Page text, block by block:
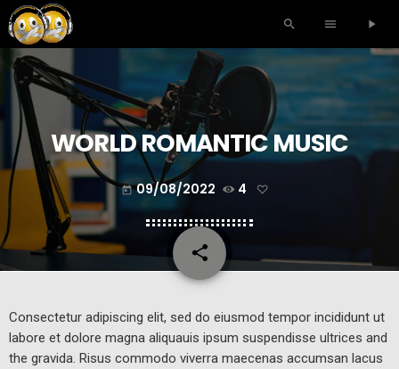
search menu play_arrow
WORLD ROMANTIC MUSIC
today 09/08/2022 4
share
email
Consectetur adipiscing elit, sed do eiusmod tempor incididunt ut
labore et dolore magna aliquauis ipsum suspendisse ultrices and
the gravida. Risus commodo viverra maecenas accumsan lacus